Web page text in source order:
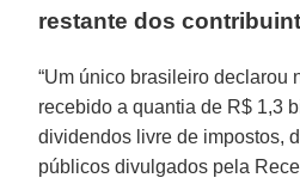
restante dos
“Um único brasileiro declarou
recebido a quantia de R$ 1,3
dividendos livre de impostos,
públicos divulgados pela